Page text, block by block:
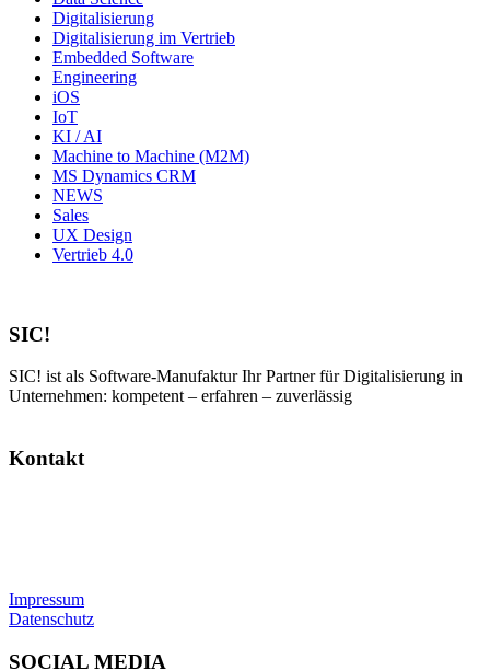
Digitalisierung
Digitalisierung im Vertrieb
Embedded Software
Engineering
iOS
IoT
KI / AI
Machine to Machine (M2M)
MS Dynamics CRM
NEWS
Sales
UX Design
Vertrieb 4.0
SIC!
SIC! ist als Software-Manufaktur Ihr Partner für Digitalisierung in
Unternehmen: kompetent – erfahren – zuverlässig
Kontakt
Impressum
Datenschutz
SOCIAL MEDIA